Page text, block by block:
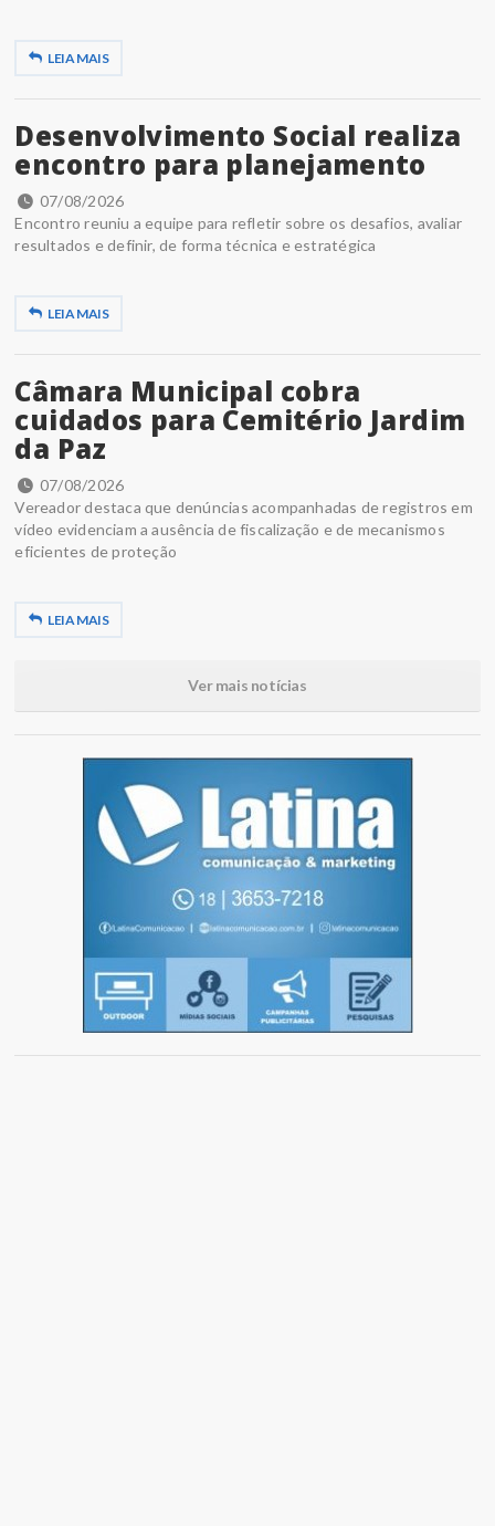
LEIA MAIS
Desenvolvimento Social realiza
encontro para planejamento
07/08/2026
Encontro reuniu a equipe para refletir sobre os desafios, avaliar
resultados e definir, de forma técnica e estratégica
LEIA MAIS
Câmara Municipal cobra
cuidados para Cemitério Jardim
da Paz
07/08/2026
Vereador destaca que denúncias acompanhadas de registros em
vídeo evidenciam a ausência de fiscalização e de mecanismos
eficientes de proteção
LEIA MAIS
Ver mais notícias